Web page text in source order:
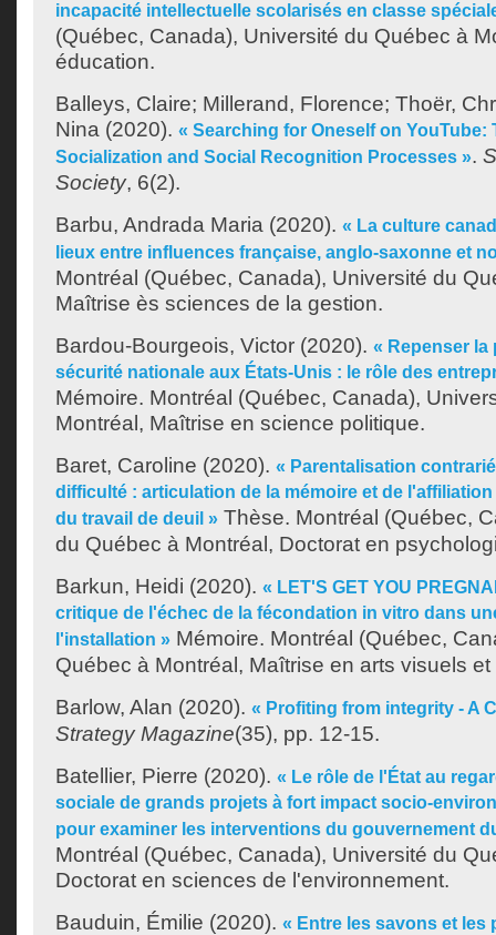
incapacité intellectuelle scolarisés en classe
(Québec, Canada), Université du Québec à
éducation.
Balleys, Claire; Millerand, Florence; Thoër,
Nina (2020). « Searching for Oneself on YouTube:
Socialization and Social Recognition Processes ».
Society, 6(2).
Barbu, Andrada Maria (2020). « La culture
lieux entre influences française, anglo-saxonne et
Montréal (Québec, Canada), Université du
Maîtrise ès sciences de la gestion.
Bardou-Bourgeois, Victor (2020). « Repenser la
sécurité nationale aux États-Unis : le rôle des
Mémoire. Montréal (Québec, Canada),
Montréal, Maîtrise en science politique.
Baret, Caroline (2020). « Parentalisation
difficulté : articulation de la mémoire et de
du travail de deuil » Thèse. Montréal (Québec,
du Québec à Montréal, Doctorat en
Barkun, Heidi (2020). « LET'S GET YOU
critique de l'échec de la fécondation in vitro dans
l'installation » Mémoire. Montréal (Québec,
Québec à Montréal, Maîtrise en arts visuels
Barlow, Alan (2020). « Profiting from integrity - A
Strategy Magazine(35), pp. 12-15.
Batellier, Pierre (2020). « Le rôle de l'État au
sociale de grands projets à fort impact socio-
pour examiner les interventions du gouvernement
Montréal (Québec, Canada), Université du
Doctorat en sciences de l'environnement.
Bauduin, Émilie (2020). « Entre les savons et les